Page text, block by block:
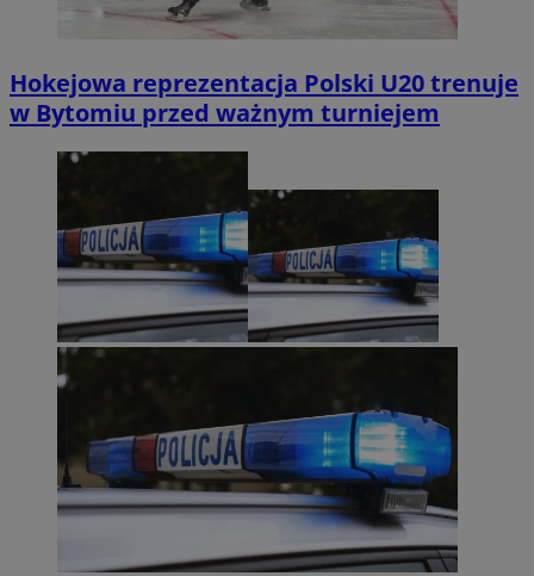
Hokejowa reprezentacja Polski U20 trenuje
w Bytomiu przed ważnym turniejem